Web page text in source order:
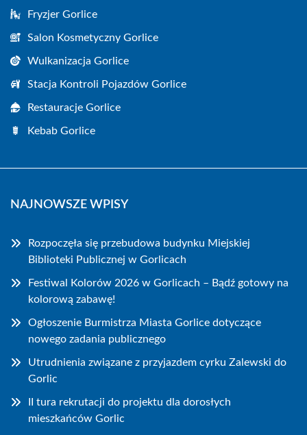
Fryzjer Gorlice
Salon Kosmetyczny Gorlice
Wulkanizacja Gorlice
Stacja Kontroli Pojazdów Gorlice
Restauracje Gorlice
Kebab Gorlice
NAJNOWSZE WPISY
Rozpoczęła się przebudowa budynku Miejskiej
Biblioteki Publicznej w Gorlicach
Festiwal Kolorów 2026 w Gorlicach – Bądź gotowy na
kolorową zabawę!
Ogłoszenie Burmistrza Miasta Gorlice dotyczące
nowego zadania publicznego
Utrudnienia związane z przyjazdem cyrku Zalewski do
Gorlic
II tura rekrutacji do projektu dla dorosłych
mieszkańców Gorlic